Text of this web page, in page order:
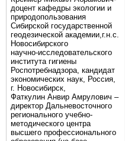
доцент кафедры экологии и
природопользования
Сибирской государственной
геодезической академии,г.н.с.
Новосибирского
научно-исследовательского
института гигиены
Роспотребнадзора, кандидат
экономических наук, Россия,
г. Новосибирск,
Фаткулин Анвир Амрулович –
директор Дальневосточного
регионального учебно-
методического центра
высшего профессионального